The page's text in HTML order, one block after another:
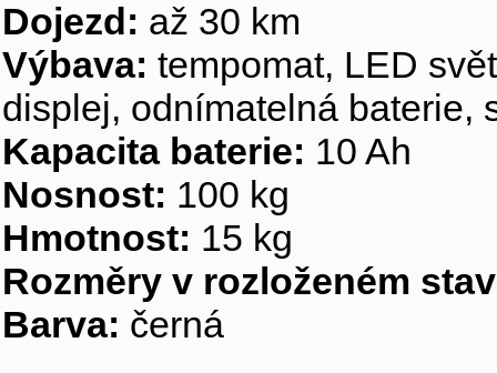
Dojezd: až 30 km
Výbava: tempomat, LED
displej, odnímatelná baterie,
Kapacita baterie: 10 Ah
Nosnost: 100 kg
Hmotnost: 15 kg
Rozměry v rozloženém
Barva: černá